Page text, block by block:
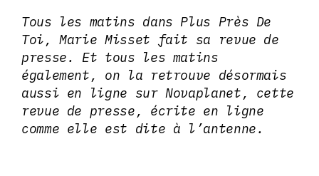
Tous les matins dans Plus Près De
Toi, Marie Misset fait sa revue de
presse. Et tous les matins
également, on la retrouve désormais
aussi en ligne sur Novaplanet, cette
revue de presse, écrite en ligne
comme elle est dite à l’antenne.